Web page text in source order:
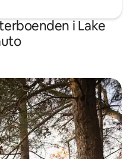
i Lake